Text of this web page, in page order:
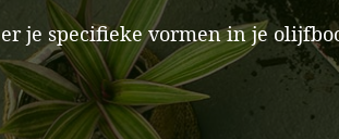
je specifieke vormen in je